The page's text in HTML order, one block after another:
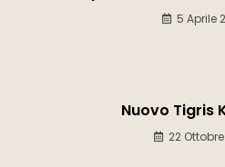
5 Aprile
Nuovo Tigris
22